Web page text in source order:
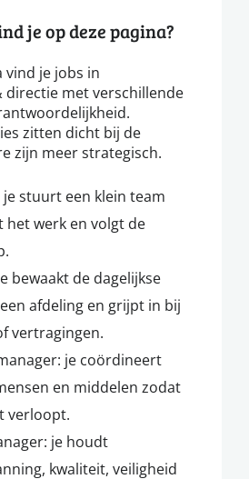
je op deze pagina?
vind je jobs in
directie met verschillende
zitten dicht bij de
zijn meer strategisch.
je stuurt een klein team
het werk en volgt de
bewaakt de dagelijkse
afdeling en grijpt in bij
vertragingen.
je coördineert
en middelen zodat
verloopt.
je houdt
kwaliteit, veiligheid